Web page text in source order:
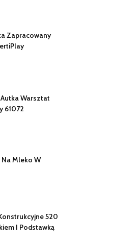
Zapracowany
Warsztat
61072
Mleko W
520
I Podstawką